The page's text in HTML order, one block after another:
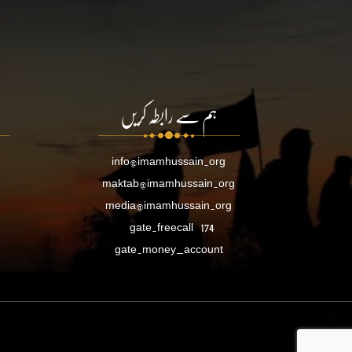
ہم سے رابطہ کریں
info@imamhussain.org
maktab@imamhussain.org
media@imamhussain.org
gate.freecall 174
gate.money_account